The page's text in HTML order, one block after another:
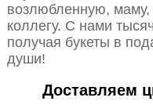
возлюбленную, маму,
коллегу. С нами
получая букеты в
души!
Доставляем